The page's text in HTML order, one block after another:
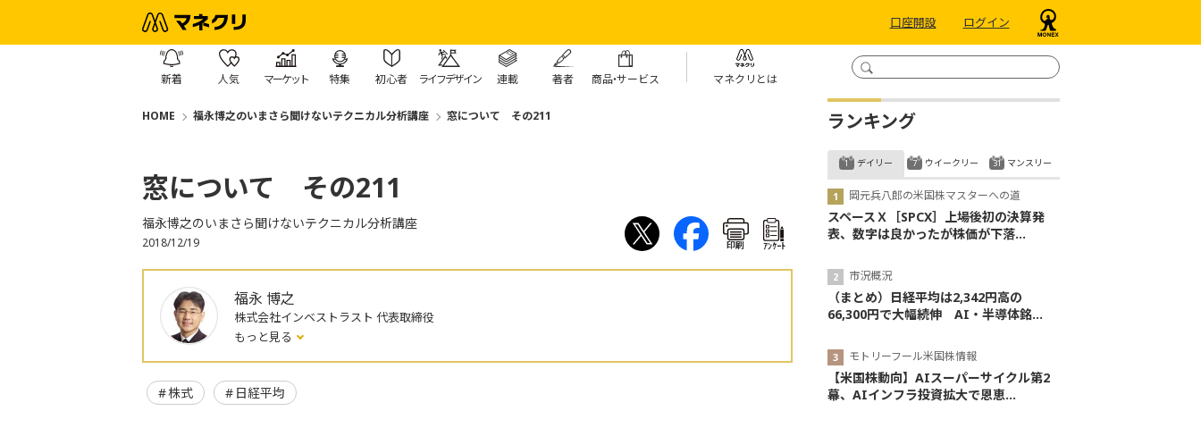
口座開設 ログイン
新着 人気 マーケット 特集 初心者 ライフデザイン 連載 著者 商品・サービス マネクリとは
HOME 福永博之のいまさら聞けないテクニカル分析講座 窓について その211
窓について その211
福永博之のいまさら聞けないテクニカル分析講座
2018/12/19 印刷 ｱﾝｹｰﾄ
福永 博之
株式会社インベストラスト 代表取締役
もっと見る
株式 日経平均
ランキング
デイリー
岡元兵八郎の米国株マスターへの道
スペースＸ［SPCX］上場後初の決算発
表、数字は良かったが株価が下落...
市況概況
（まとめ）日経平均は2,342円高の
66,300円で大幅続伸 AI・半導体銘...
モトリーフール米国株情報
【米国株動向】AIスーパーサイクル第2
幕、AIインフラ投資拡大で恩恵...
ウイークリー マンスリー